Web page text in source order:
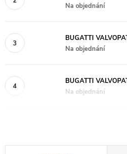
Na objednání
BUGATTI
Na objednání
BUGATTI
Na objednání